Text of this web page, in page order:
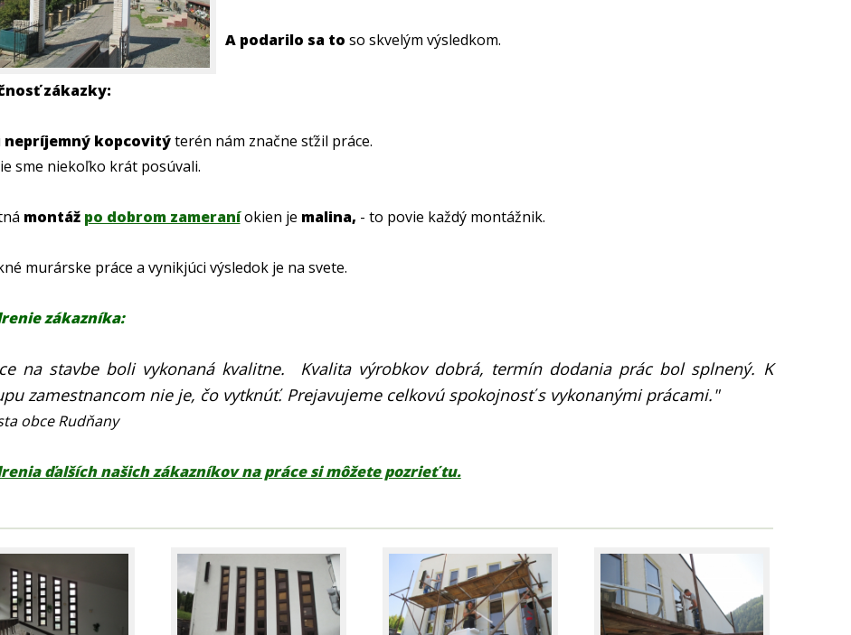
A podarilo sa to so skvelým výsledkom.
zákazky:
nepríjemný kopcovitýterén nám značne sťžil práce.
sme niekoľko krát posúvali.
montáž po dobrom zameraníokien je malina, - to povie každý montážnik.
murárske práce a vynikjúci výsledok je na svete.
zákazníka:
na stavbe boli vykonaná kvalitne. Kvalita výrobkov dobrá, termín dodania prác bol splnený. K
zamestnancom nie je, čo vytknúť. Prejavujeme celkovú spokojnosť s vykonanými prácami."
obce Rudňany
ďalších našich zákazníkov na práce si môžete pozrieť tu.